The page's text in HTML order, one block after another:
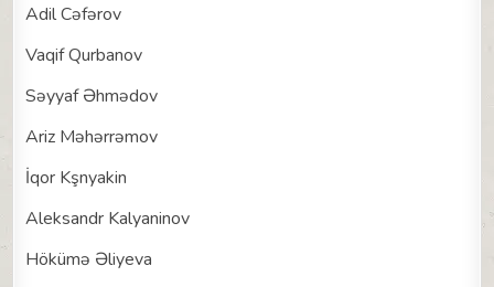
Adil Cəfərov
Vaqif Qurbanov
Səyyaf Əhmədov
Ariz Məhərrəmov
İqor Kşnyakin
Aleksandr Kalyaninov
Hökümə Əliyeva